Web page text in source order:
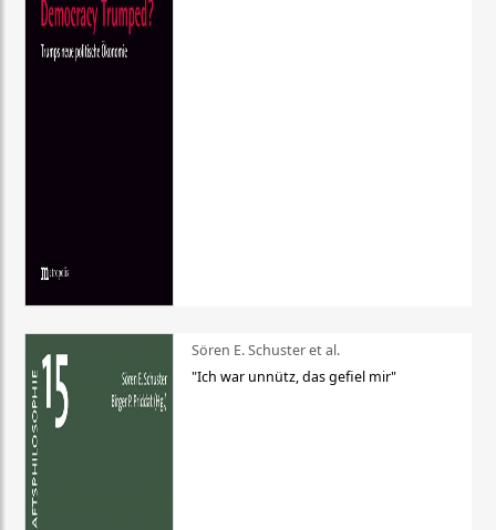
Sören E. Schuster et al.
"Ich war unnütz, das gefiel mir"